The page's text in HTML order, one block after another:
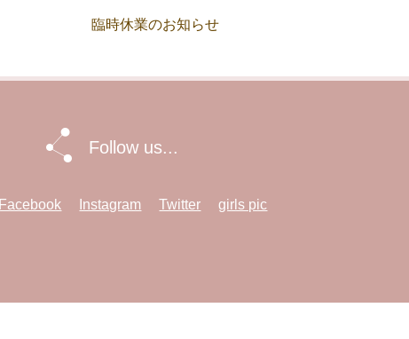
臨時休業のお知らせ
Follow us...
Facebook Instagram Twitter girls pic